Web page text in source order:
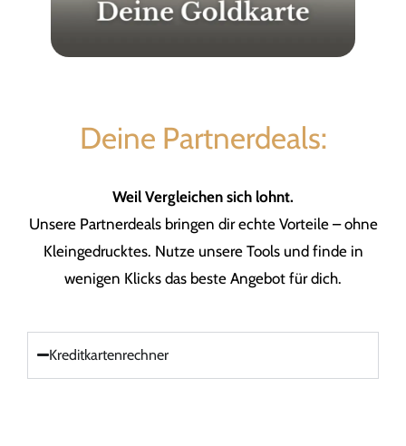
Deine Partnerdeals:
Weil Vergleichen sich lohnt.
Unsere Partnerdeals bringen dir echte Vorteile – ohne
Kleingedrucktes. Nutze unsere Tools und finde in
wenigen Klicks das beste Angebot für dich.
Kreditkartenrechner